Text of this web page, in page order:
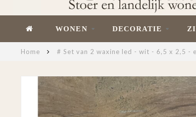
WONEN DECORATIE
Home # Set van 2 waxine led - wit - 6,5 x 2,5 -